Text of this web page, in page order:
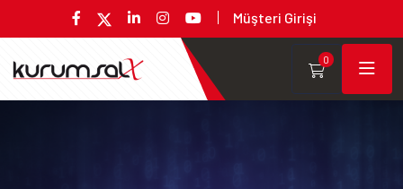
Müşteri Girişi
0